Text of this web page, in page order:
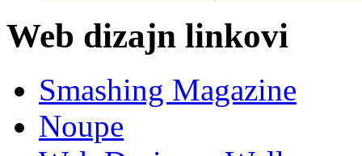
Web dizajn linkovi
Smashing Magazine
Noupe